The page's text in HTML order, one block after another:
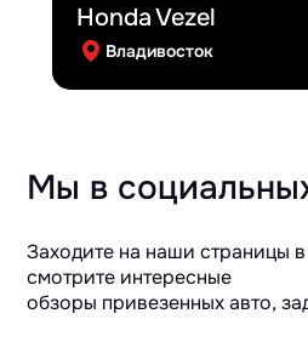
Honda Vezel
Владивосток
Мы в
Заходите на наши страницы
смотрите интересные
обзоры привезенных авто,